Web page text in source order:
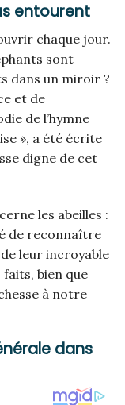
entourent
chaque jour.
sont
dans un miroir ?
et de
de l’hymne
», a été écrite
digne de cet
les abeilles :
de reconnaître
leur incroyable
bien que
à notre
dans